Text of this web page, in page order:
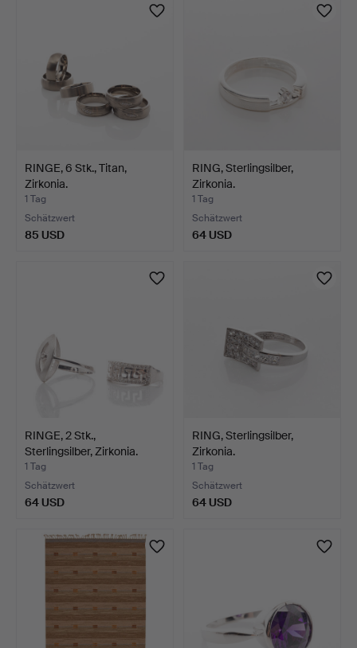
RINGE, 6 Stk., Titan,
Zirkonia.
1 Tag
Schätzwert
85 USD
RING, Sterlingsilber,
Zirkonia.
1 Tag
Schätzwert
64 USD
RINGE, 2 Stk.,
Sterlingsilber, Zirkonia.
1 Tag
Schätzwert
64 USD
RING, Sterlingsilber,
Zirkonia.
1 Tag
Schätzwert
64 USD